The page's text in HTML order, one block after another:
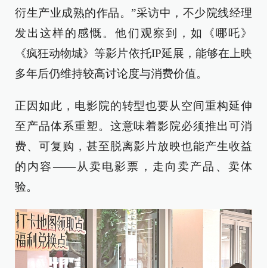
衍生产业成熟的作品。”采访中，不少院线经理
发出这样的感慨。他们观察到，如《哪吒》
《疯狂动物城》等影片依托IP延展，能够在上映
多年后仍维持较高讨论度与消费价值。
正因如此，电影院的转型也要从空间重构延伸
至产品体系重塑。这意味着影院必须推出可消
费、可复购，甚至脱离影片放映也能产生收益
的内容——从卖电影票，走向卖产品、卖体
验。